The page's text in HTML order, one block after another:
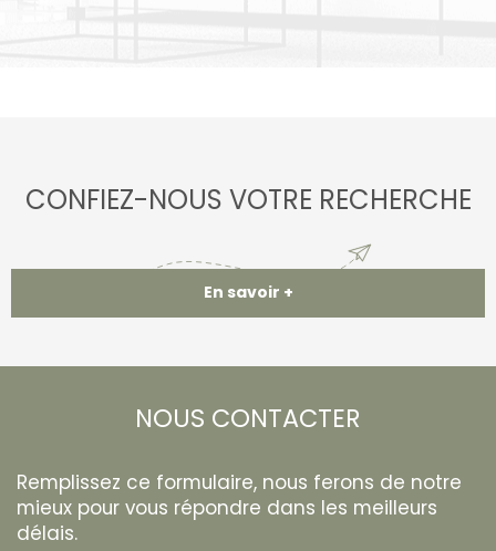
CONFIEZ-NOUS VOTRE RECHERCHE
En savoir +
NOUS CONTACTER
Remplissez ce formulaire, nous ferons de notre
mieux pour vous répondre dans les meilleurs
délais.